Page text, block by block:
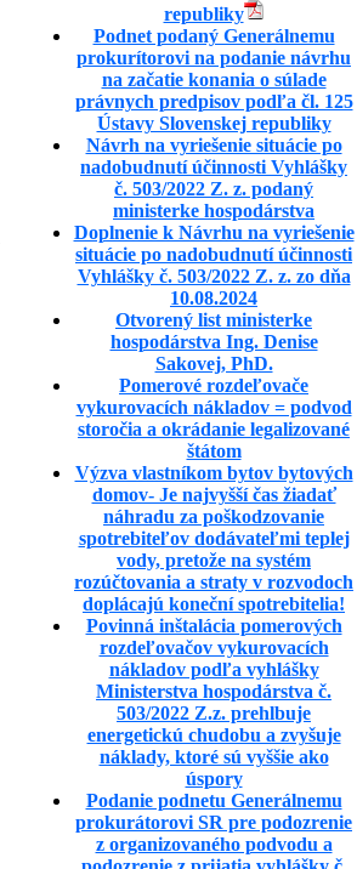
republiky
Podnet podaný Generálnemu
prokurítorovi na podanie návrhu
na začatie konania o súlade
právnych predpisov podľa čl. 125
Ústavy Slovenskej republiky
Návrh na vyriešenie situácie po
nadobudnutí účinnosti Vyhlášky
č. 503/2022 Z. z. podaný
ministerke hospodárstva
Doplnenie k Návrhu na vyriešenie
situácie po nadobudnutí účinnosti
Vyhlášky č. 503/2022 Z. z. zo dňa
10.08.2024
Otvorený list ministerke
hospodárstva Ing. Denise
Sakovej, PhD.
Pomerové rozdeľovače
vykurovacích nákladov = podvod
storočia a okrádanie legalizované
štátom
Výzva vlastníkom bytov bytových
domov- Je najvyšší čas žiadať
náhradu za poškodzovanie
spotrebiteľov dodávateľmi teplej
vody, pretože na systém
rozúčtovania a straty v rozvodoch
doplácajú koneční spotrebitelia!
Povinná inštalácia pomerových
rozdeľovačov vykurovacích
nákladov podľa vyhlášky
Ministerstva hospodárstva č.
503/2022 Z.z. prehlbuje
energetickú chudobu a zvyšuje
náklady, ktoré sú vyššie ako
úspory
Podanie podnetu Generálnemu
prokurátorovi SR pre podozrenie
z organizovaného podvodu a